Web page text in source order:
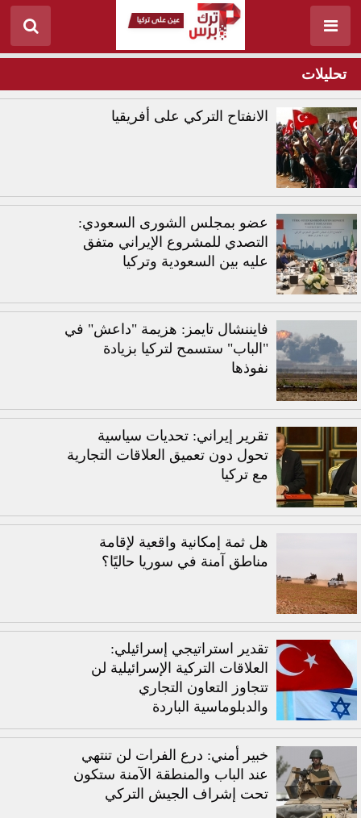
تحليلات
الانفتاح التركي على أفريقيا
عضو بمجلس الشورى السعودي:
التصدي للمشروع الإيراني متفق
عليه بين السعودية وتركيا
فايننشال تايمز: هزيمة "داعش" في
"الباب" ستسمح لتركيا بزيادة
نفوذها
تقرير إيراني: تحديات سياسية
تحول دون تعميق العلاقات التجارية
مع تركيا
هل ثمة إمكانية واقعية لإقامة
مناطق آمنة في سوريا حاليًا؟
تقدير استراتيجي إسرائيلي:
العلاقات التركية الإسرائيلية لن
تتجاوز التعاون التجاري
والدبلوماسية الباردة
خبير أمني: درع الفرات لن تنتهي
عند الباب والمنطقة الآمنة ستكون
تحت إشراف الجيش التركي